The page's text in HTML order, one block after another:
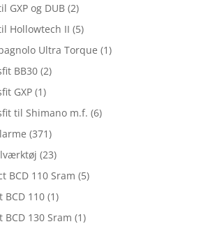
GXP og DUB (2)
Hollowtech II (5)
Ultra Torque (1)
BB30 (2)
GXP (1)
til Shimano m.f. (6)
(371)
(23)
BCD 110 Sram (5)
110 (1)
130 Sram (1)